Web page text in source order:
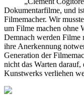
Dokumentarfilme, und
Filmemacher. Wir
um Filme machen ohne
Demnach werden Filme
ihre Anerkennung
Generation der
nicht das Warten darauf,
Kunstwerks verliehen